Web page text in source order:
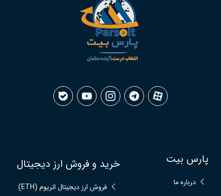
پارس بیت
درباره ما
خرید و فروش ارز دیجیتال
فروش ارز دیجیتال اتریوم (ETH)